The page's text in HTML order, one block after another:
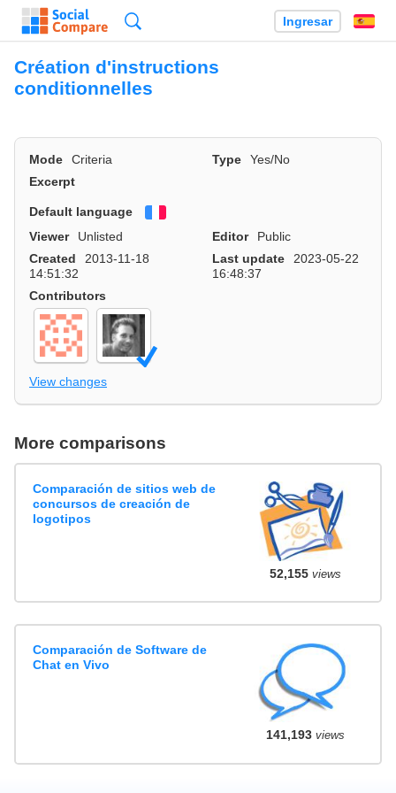
Ingresar
Création d'instructions
conditionnelles
Mode Criteria Type
Yes/No
Excerpt
Default language
Viewer
Unlisted Editor
Public
Created
2013-11-18
14:51:32
Last update
2023-05-22
16:48:37
Contributors
View changes
More comparisons
Comparación de sitios web de
concursos de creación de
logotipos
52,155views
Comparación de Software de
Chat en Vivo
141,193views